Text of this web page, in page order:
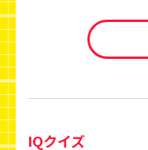
IQクイズ